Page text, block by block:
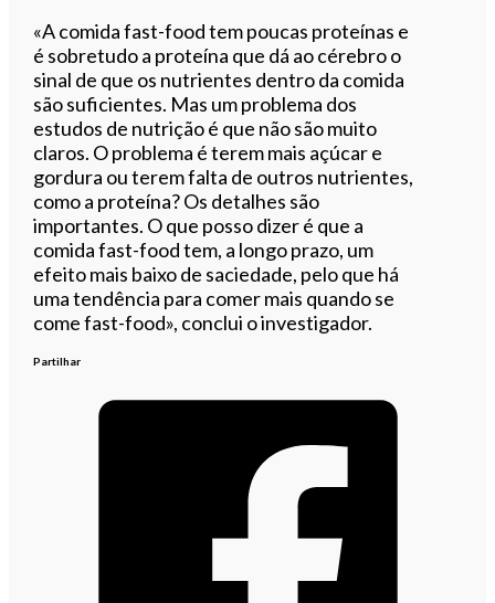
«A comida fast-food tem poucas proteínas e
é sobretudo a proteína que dá ao cérebro o
sinal de que os nutrientes dentro da comida
são suficientes. Mas um problema dos
estudos de nutrição é que não são muito
claros. O problema é terem mais açúcar e
gordura ou terem falta de outros nutrientes,
como a proteína? Os detalhes são
importantes. O que posso dizer é que a
comida fast-food tem, a longo prazo, um
efeito mais baixo de saciedade, pelo que há
uma tendência para comer mais quando se
come fast-food», conclui o investigador.
Partilhar